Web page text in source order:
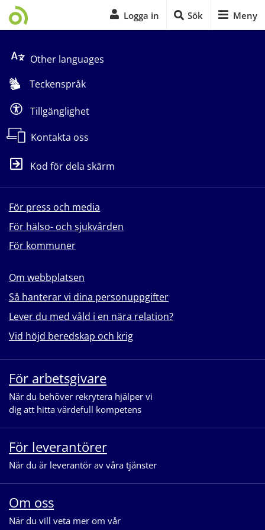
Logga in Sök Meny
Other languages
Teckenspråk
Tillgänglighet
Kontakta oss
Kod för dela skärm
För press och media
För hälso- och sjukvården
För kommuner
Om webbplatsen
Så hanterar vi dina personuppgifter
Lever du med våld i en nära relation?
Vid höjd beredskap och krig
För arbetsgivare
När du behöver rekrytera hjälper vi
dig att hitta värdefull kompetens
För leverantörer
När du är leverantör av våra tjänster
Om oss
När du vill veta mer om vår